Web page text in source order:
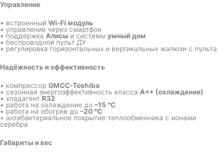
Управление
• встроенный Wi-Fi модуль
• управление через смартфон
• поддержка Алисы и системы умный дом
• беспроводной пульт ДУ
• регулировка горизонтальных и вертикальных жалюзи с пульта
Надёжность и эффективность
• компрессор GMCC-Toshiba
• сезонная энергоэффективность класса A++ (охлаждение)
• хладагент R32
• работа на охлаждение до –15 °C
• работа на обогрев до –20 °C
• антибактериальное покрытие теплообменника с ионами
серебра
Габариты и вес